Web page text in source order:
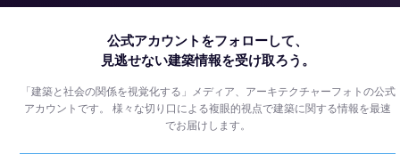
公式アカウントをフォローして、
見逃せない建築情報を受け取ろう。
「建築と社会の関係を視覚化する」メディア、アーキテクチャーフォトの公式
アカウントです。様々な切り口による複眼的視点で建築に関する情報を最速
でお届けします。